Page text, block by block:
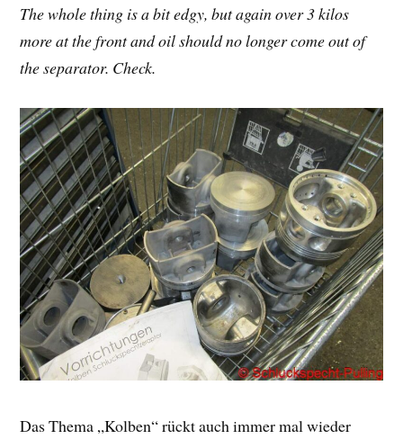
The whole thing is a bit edgy, but again over 3 kilos
more at the front and oil should no longer come out of
the separator. Check.
Das Thema „Kolben“ rückt auch immer mal wieder